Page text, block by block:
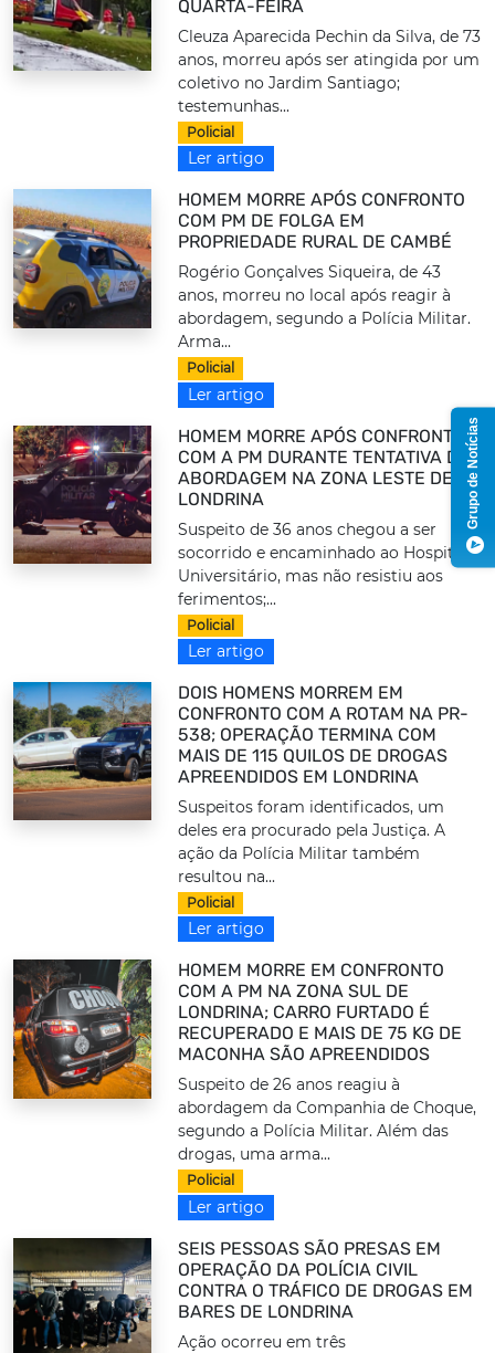
QUARTA-FEIRA
Cleuza Aparecida Pechin da Silva, de 73
anos, morreu após ser atingida por um
coletivo no Jardim Santiago;
testemunhas...
Policial
Ler artigo
HOMEM MORRE APÓS CONFRONTO
COM PM DE FOLGA EM
PROPRIEDADE RURAL DE CAMBÉ
Rogério Gonçalves Siqueira, de 43
anos, morreu no local após reagir à
abordagem, segundo a Polícia Militar.
Arma...
Policial
Ler artigo
HOMEM MORRE APÓS CONFRONTO
COM A PM DURANTE TENTATIVA DE
ABORDAGEM NA ZONA LESTE DE
LONDRINA
Suspeito de 36 anos chegou a ser
socorrido e encaminhado ao Hospital
Universitário, mas não resistiu aos
ferimentos;...
Policial
Ler artigo
DOIS HOMENS MORREM EM
CONFRONTO COM A ROTAM NA PR-
538; OPERAÇÃO TERMINA COM
MAIS DE 115 QUILOS DE DROGAS
APREENDIDOS EM LONDRINA
Suspeitos foram identificados, um
deles era procurado pela Justiça. A
ação da Polícia Militar também
resultou na...
Policial
Ler artigo
HOMEM MORRE EM CONFRONTO
COM A PM NA ZONA SUL DE
LONDRINA; CARRO FURTADO É
RECUPERADO E MAIS DE 75 KG DE
MACONHA SÃO APREENDIDOS
Suspeito de 26 anos reagiu à
abordagem da Companhia de Choque,
segundo a Polícia Militar. Além das
drogas, uma arma...
Policial
Ler artigo
SEIS PESSOAS SÃO PRESAS EM
OPERAÇÃO DA POLÍCIA CIVIL
CONTRA O TRÁFICO DE DROGAS EM
BARES DE LONDRINA
Ação ocorreu em três
Grupo de Notícias